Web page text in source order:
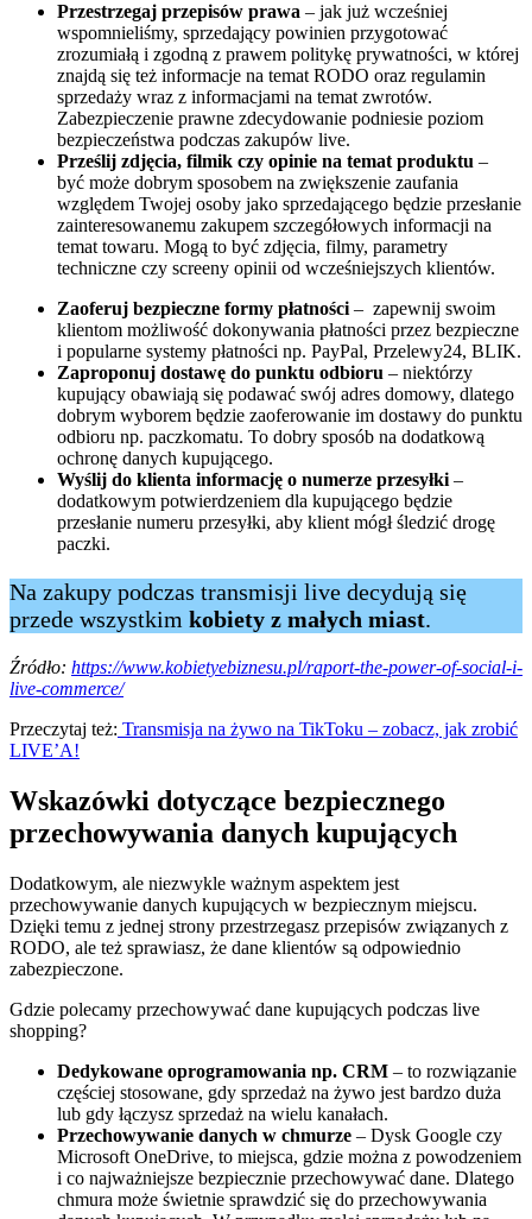
Przestrzegaj przepisów prawa – jak już wcześniej
wspomnieliśmy, sprzedający powinien przygotować
zrozumiałą i zgodną z prawem politykę prywatności, w której
znajdą się też informacje na temat RODO oraz regulamin
sprzedaży wraz z informacjami na temat zwrotów.
Zabezpieczenie prawne zdecydowanie podniesie poziom
bezpieczeństwa podczas zakupów live.
Prześlij zdjęcia, filmik czy opinie na temat produktu –
być może dobrym sposobem na zwiększenie zaufania
względem Twojej osoby jako sprzedającego będzie przesłanie
zainteresowanemu zakupem szczegółowych informacji na
temat towaru. Mogą to być zdjęcia, filmy, parametry
techniczne czy screeny opinii od wcześniejszych klientów.
Zaoferuj bezpieczne formy płatności – zapewnij swoim
klientom możliwość dokonywania płatności przez bezpieczne
i popularne systemy płatności np. PayPal, Przelewy24, BLIK.
Zaproponuj dostawę do punktu odbioru – niektórzy
kupujący obawiają się podawać swój adres domowy, dlatego
dobrym wyborem będzie zaoferowanie im dostawy do punktu
odbioru np. paczkomatu. To dobry sposób na dodatkową
ochronę danych kupującego.
Wyślij do klienta informację o numerze przesyłki –
dodatkowym potwierdzeniem dla kupującego będzie
przesłanie numeru przesyłki, aby klient mógł śledzić drogę
paczki.
Na zakupy podczas transmisji live decydują się
przede wszystkim kobiety z małych miast.
Źródło: https://www.kobietyebiznesu.pl/raport-the-power-of-social-i-
live-commerce/
Przeczytaj też: Transmisja na żywo na TikToku – zobacz, jak zrobić
LIVE’A!
Wskazówki dotyczące bezpiecznego
przechowywania danych kupujących
Dodatkowym, ale niezwykle ważnym aspektem jest
przechowywanie danych kupujących w bezpiecznym miejscu.
Dzięki temu z jednej strony przestrzegasz przepisów związanych z
RODO, ale też sprawiasz, że dane klientów są odpowiednio
zabezpieczone.
Gdzie polecamy przechowywać dane kupujących podczas live
shopping?
Dedykowane oprogramowania np. CRM – to rozwiązanie
częściej stosowane, gdy sprzedaż na żywo jest bardzo duża
lub gdy łączysz sprzedaż na wielu kanałach.
Przechowywanie danych w chmurze – Dysk Google czy
Microsoft OneDrive, to miejsca, gdzie można z powodzeniem
i co najważniejsze bezpiecznie przechowywać dane. Dlatego
chmura może świetnie sprawdzić się do przechowywania